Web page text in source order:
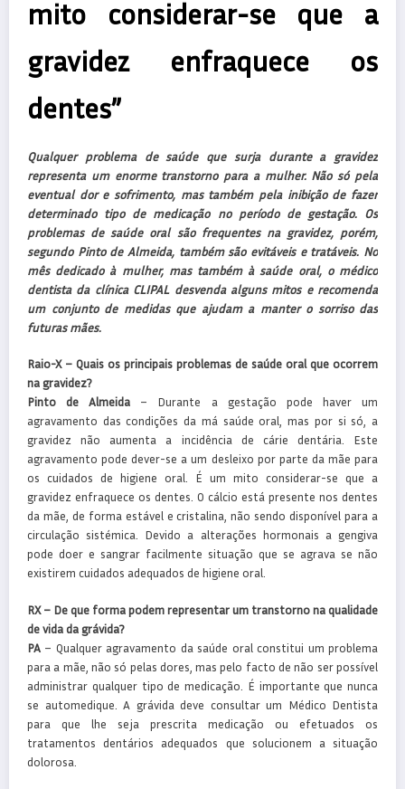
mito considerar-se que a
gravidez enfraquece os
dentes”
Qualquer problema de saúde que surja durante a gravidez
representa um enorme transtorno para a mulher. Não só pela
eventual dor e sofrimento, mas também pela inibição de fazer
determinado tipo de medicação no período de gestação. Os
problemas de saúde oral são frequentes na gravidez, porém,
segundo Pinto de Almeida, também são evitáveis e tratáveis. No
mês dedicado à mulher, mas também à saúde oral, o médico
dentista da clínica CLIPAL desvenda alguns mitos e recomenda
um conjunto de medidas que ajudam a manter o sorriso das
futuras mães.
Raio-X – Quais os principais problemas de saúde oral que ocorrem
na gravidez?
Pinto de Almeida – Durante a gestação pode haver um
agravamento das condições da má saúde oral, mas por si só, a
gravidez não aumenta a incidência de cárie dentária. Este
agravamento pode dever-se a um desleixo por parte da mãe para
os cuidados de higiene oral. É um mito considerar-se que a
gravidez enfraquece os dentes. O cálcio está presente nos dentes
da mãe, de forma estável e cristalina, não sendo disponível para a
circulação sistémica. Devido a alterações hormonais a gengiva
pode doer e sangrar facilmente situação que se agrava se não
existirem cuidados adequados de higiene oral.
RX – De que forma podem representar um transtorno na qualidade
de vida da grávida?
PA – Qualquer agravamento da saúde oral constitui um problema
para a mãe, não só pelas dores, mas pelo facto de não ser possível
administrar qualquer tipo de medicação. É importante que nunca
se automedique. A grávida deve consultar um Médico Dentista
para que lhe seja prescrita medicação ou efetuados os
tratamentos dentários adequados que solucionem a situação
dolorosa.